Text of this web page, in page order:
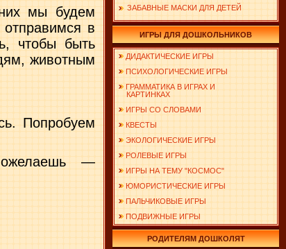
мы будем
отправимся в
чтобы быть
животным
Попробуем
—
ЗАБАВНЫЕ МАСКИ ДЛЯ ДЕТЕЙ
ИГРЫ ДЛЯ ДОШКОЛЬНИКОВ
ДИДАКТИЧЕСКИЕ ИГРЫ
ПСИХОЛОГИЧЕСКИЕ ИГРЫ
ГРАММАТИКА В ИГРАХ И
КАРТИНКАХ
ИГРЫ СО СЛОВАМИ
КВЕСТЫ
ЭКОЛОГИЧЕСКИЕ ИГРЫ
РОЛЕВЫЕ ИГРЫ
ИГРЫ НА ТЕМУ "КОСМОС"
ЮМОРИСТИЧЕСКИЕ ИГРЫ
ПАЛЬЧИКОВЫЕ ИГРЫ
ПОДВИЖНЫЕ ИГРЫ
РОДИТЕЛЯМ ДОШКОЛЯТ